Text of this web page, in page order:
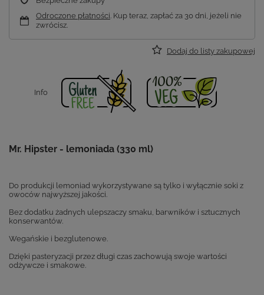
Odroczone płatności. Kup teraz, zapłać za 30 dni, jeżeli nie
zwrócisz.
Dodaj do listy zakupowej
Info
Mr. Hipster - lemoniada (330 ml)
Do produkcji lemoniad wykorzystywane są tylko i wyłącznie soki z
owoców najwyższej jakości.
Bez dodatku żadnych ulepszaczy smaku, barwników i sztucznych
konserwantów.
Wegańskie i bezglutenowe.
Dzięki pasteryzacji przez długi czas zachowują swoje wartości
odżywcze i smakowe.